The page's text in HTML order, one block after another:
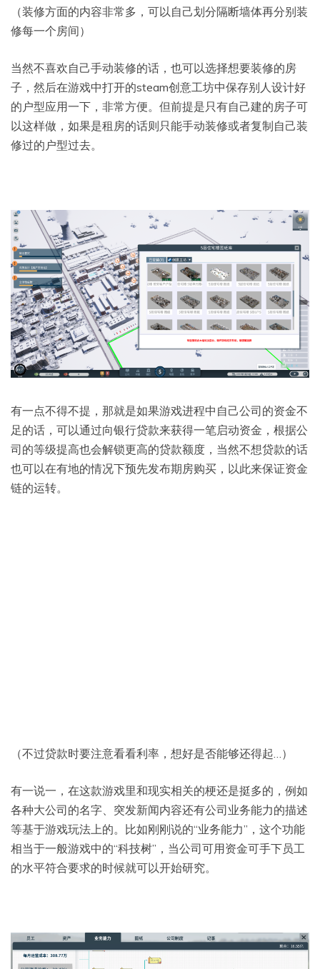
（装修方面的内容非常多，可以自己划分隔断墙体再分别装
修每一个房间）
当然不喜欢自己手动装修的话，也可以选择想要装修的房
子，然后在游戏中打开的steam创意工坊中保存别人设计好
的户型应用一下，非常方便。但前提是只有自己建的房子可
以这样做，如果是租房的话则只能手动装修或者复制自己装
修过的户型过去。
有一点不得不提，那就是如果游戏进程中自己公司的资金不
足的话，可以通过向银行贷款来获得一笔启动资金，根据公
司的等级提高也会解锁更高的贷款额度，当然不想贷款的话
也可以在有地的情况下预先发布期房购买，以此来保证资金
链的运转。
（不过贷款时要注意看看利率，想好是否能够还得起…）
有一说一，在这款游戏里和现实相关的梗还是挺多的，例如
各种大公司的名字、突发新闻内容还有公司业务能力的描述
等基于游戏玩法上的。比如刚刚说的“业务能力”，这个功能
相当于一般游戏中的“科技树”，当公司可用资金可手下员工
的水平符合要求的时候就可以开始研究。